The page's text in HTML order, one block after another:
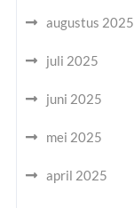
augustus 2025
juli 2025
juni 2025
mei 2025
april 2025